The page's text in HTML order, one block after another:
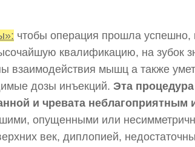
чтобы операция прошла успешно,
квалификацию, на зубок
взаимодействия мышц а также
дозы инъекций. Эта
и чревата неблагоприятным
опущенными или
век, диплопией,